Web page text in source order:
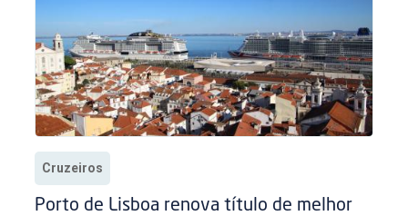
Cruzeiros
Porto de Lisboa renova título de melhor